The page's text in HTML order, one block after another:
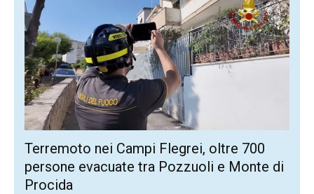
Terremoto nei Campi Flegrei, oltre 700
persone evacuate tra Pozzuoli e Monte di
Procida